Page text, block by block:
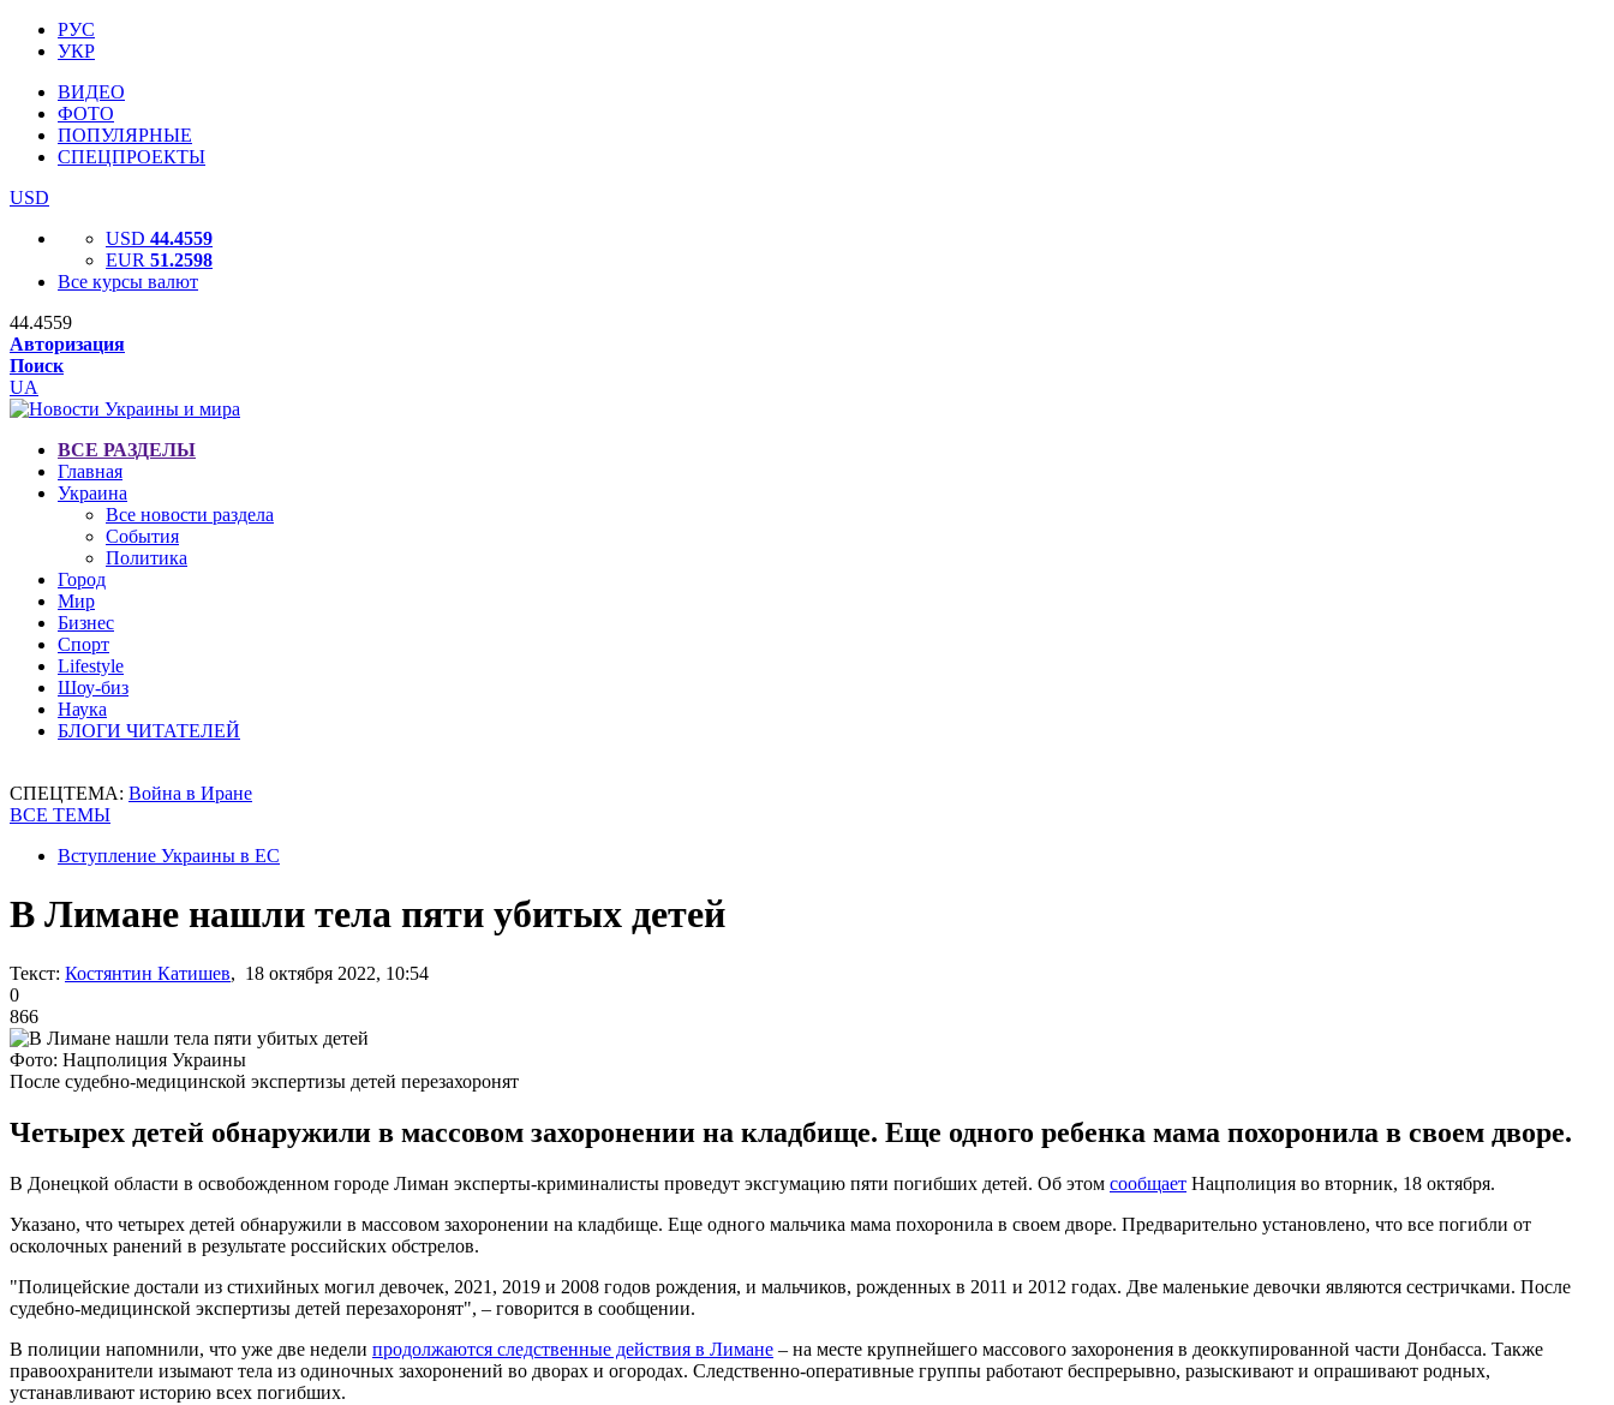
РУС
УКР
ВИДЕО
ФОТО
ПОПУЛЯРНЫЕ
СПЕЦПРОЕКТЫ
USD
USD 44.4559
EUR 51.2598
Все курсы валют
44.4559
Авторизация
Поиск
UA
ВСЕ РАЗДЕЛЫ
Главная
Украина
Все новости раздела
События
Политика
Город
Мир
Бизнес
Спорт
Lifestyle
Шоу-биз
Наука
БЛОГИ ЧИТАТЕЛЕЙ
СПЕЦТЕМА: Война в Иране
ВСЕ ТЕМЫ
Вступление Украины в ЕС
В Лимане нашли тела пяти убитых детей
Текст: Костянтин Катишев, 18 октября 2022, 10:54
0
866
Фото: Нацполиция Украины
После судебно-медицинской экспертизы детей перезахоронят
Четырех детей обнаружили в массовом захоронении на кладбище. Еще одного ребенка мама похоронила в своем дворе.
В Донецкой области в освобожденном городе Лиман эксперты-криминалисты проведут эксгумацию пяти погибших детей. Об этом сообщает Нацполиция во вторник, 18 октября.
Указано, что четырех детей обнаружили в массовом захоронении на кладбище. Еще одного мальчика мама похоронила в своем дворе. Предварительно установлено, что все погибли от
осколочных ранений в результате российских обстрелов.
"Полицейские достали из стихийных могил девочек, 2021, 2019 и 2008 годов рождения, и мальчиков, рожденных в 2011 и 2012 годах. Две маленькие девочки являются сестричками. После
судебно-медицинской экспертизы детей перезахоронят", – говорится в сообщении.
В полиции напомнили, что уже две недели продолжаются следственные действия в Лимане – на месте крупнейшего массового захоронения в деоккупированной части Донбасса. Также
правоохранители изымают тела из одиночных захоронений во дворах и огородах. Следственно-оперативные группы работают беспрерывно, разыскивают и опрашивают родных,
устанавливают историю всех погибших.